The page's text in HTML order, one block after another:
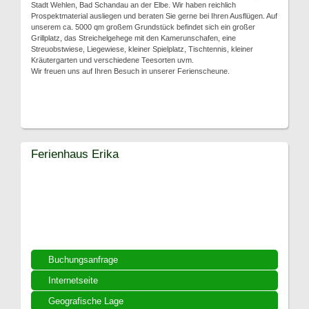
Stadt Wehlen, Bad Schandau an der Elbe. Wir haben reichlich
Prospektmaterial ausliegen und beraten Sie gerne bei Ihren Ausflügen. Auf
unserem ca. 5000 qm großem Grundstück befindet sich ein großer
Grillplatz, das Streichelgehege mit den Kamerunschafen, eine
Streuobstwiese, Liegewiese, kleiner Spielplatz, Tischtennis, kleiner
Kräutergarten und verschiedene Teesorten uvm.
Wir freuen uns auf Ihren Besuch in unserer Ferienscheune.
Buchungsanfrage
Internetseite
Geografische Lage
Ferienhaus Erika